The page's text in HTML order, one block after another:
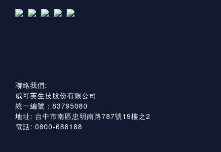
聯絡我們:
威可芙生技股份有限公司
統一編號：83795080
地址: 台中市南區忠明南路787號19樓之2
電話: 0800-688188